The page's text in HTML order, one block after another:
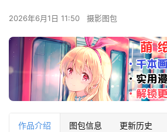
2026年6月1日 11:50 摄影图包
作品介绍 图包信息 更新历史